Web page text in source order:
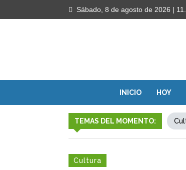
Sábado, 8 de agosto de 2026 |
INICIO HOY
TEMAS DEL MOMENTO:
Cultura